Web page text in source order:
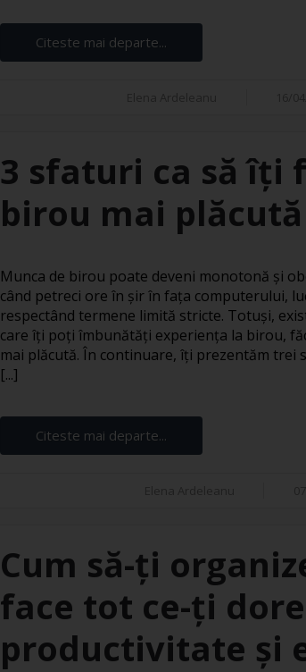
Citeste mai departe...
3 sfaturi ca să îți
birou mai plăcută
Munca de birou poate deveni monotonă și
când petreci ore în șir în fața computerului,
respectând termene limită stricte. Totuși,
care îți poți îmbunătăți experiența la birou,
mai plăcută. În continuare, îți prezentăm trei
[...]
Citeste mai departe...
Cum să-ți
face tot ce-ți
productivitate și